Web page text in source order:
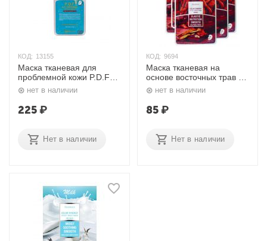
КОД: 13155
Маска тканевая для
проблемной кожи P.D.F
AC-Dressing Ampoule
Mask 35 гр. Mediheal
нет в наличии
225₽
Нет в наличии
КОД: 9694
Маска тканевая на
основе восточных трав и
корня женьшеня 20 гр.
Deoproce
нет в наличии
85₽
Нет в наличии